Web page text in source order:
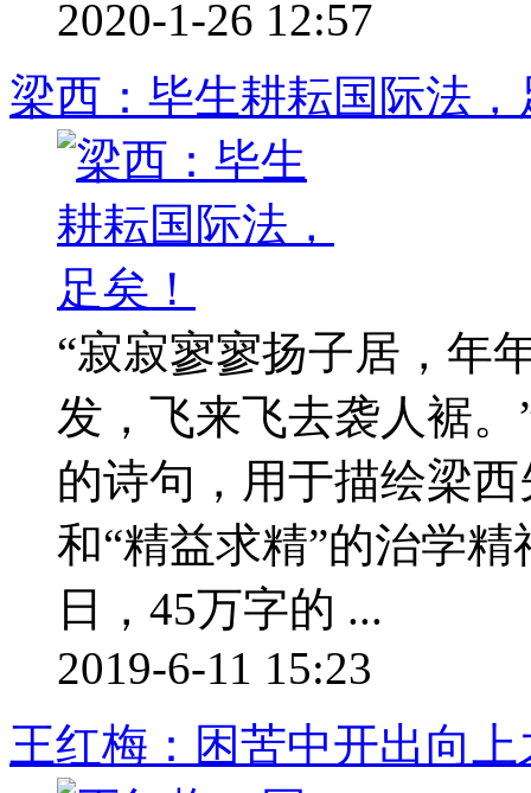
2020-1-26 12:57
梁西：毕生耕耘国际法，
“寂寂寥寥扬子居，年
发，飞来飞去袭人裾
的诗句，用于描绘梁
和“精益求精”的治学
日，45万字的 ...
2019-6-11 15:23
王红梅：困苦中开出向上